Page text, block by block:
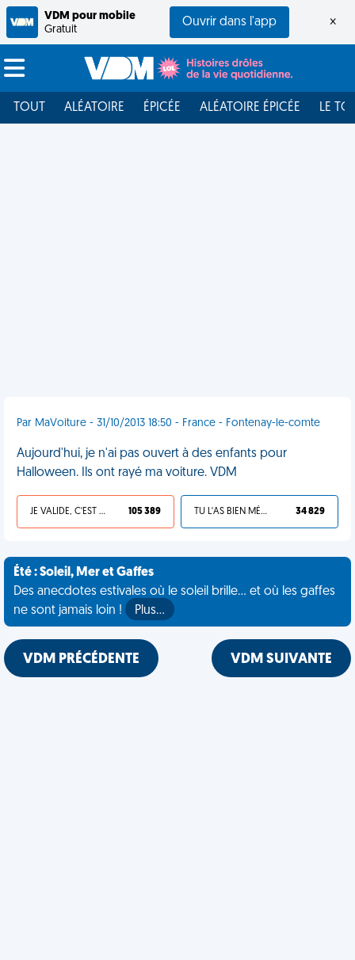
VDM pour mobile
Gratuit
Ouvrir dans l'app ×
TOUT ALÉATOIRE ÉPICÉE ALÉATOIRE ÉPICÉE LE
Par MaVoiture - 31/10/2013 18:50 - France - Fontenay-le-comte
Aujourd'hui, je n'ai pas ouvert à des enfants pour
Halloween. Ils ont rayé ma voiture. VDM
JE VALIDE, C'EST UNE VDM 105 389 TU L'AS BIEN MÉRITÉ 34 829
Été : Soleil, Mer et Gaffes
Des anecdotes estivales où le soleil brille... et où les gaffes
ne sont jamais loin !
Plus…
VDM PRÉCÉDENTE VDM SUIVANTE